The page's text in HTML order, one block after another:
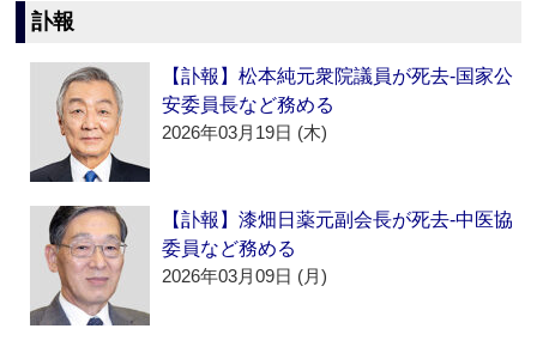
訃報
【訃報】松本純元衆院議員が死去‐国家公
安委員長など務める
2026年03月19日 (木)
【訃報】漆畑日薬元副会長が死去‐中医協
委員など務める
2026年03月09日 (月)